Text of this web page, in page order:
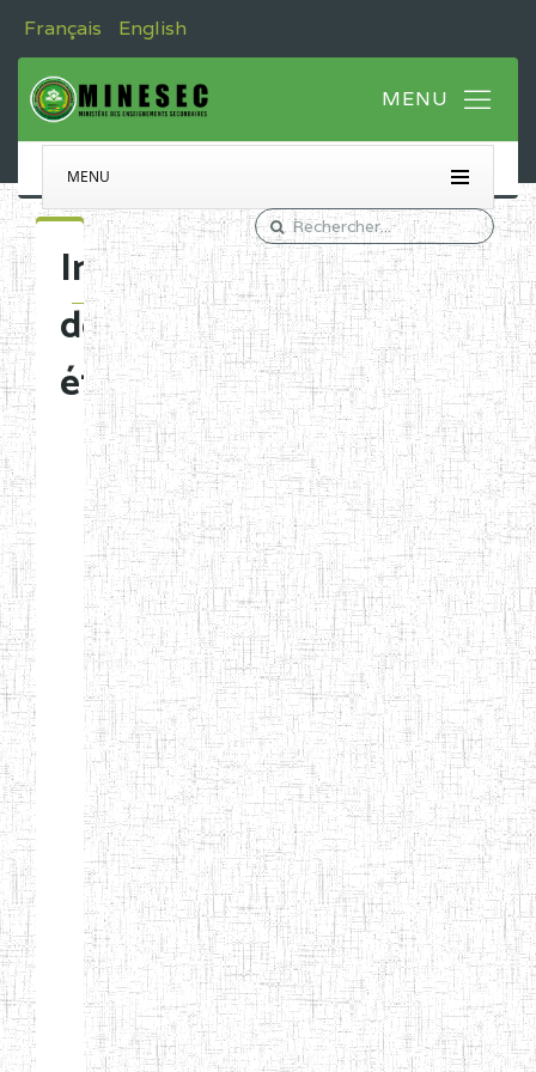
Français English
MENU
Immatriculation
des
établissements
Etablissements
d'enseignement
normal
ENI
Chercher:
Effacer les filtres
Denomination
Type